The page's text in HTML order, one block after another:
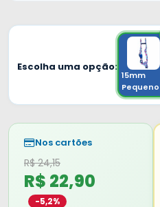
Escolha uma opção:
15mm
Pequeno
Nos cartões
R$ 24,15
R$ 22,90
-5,2%